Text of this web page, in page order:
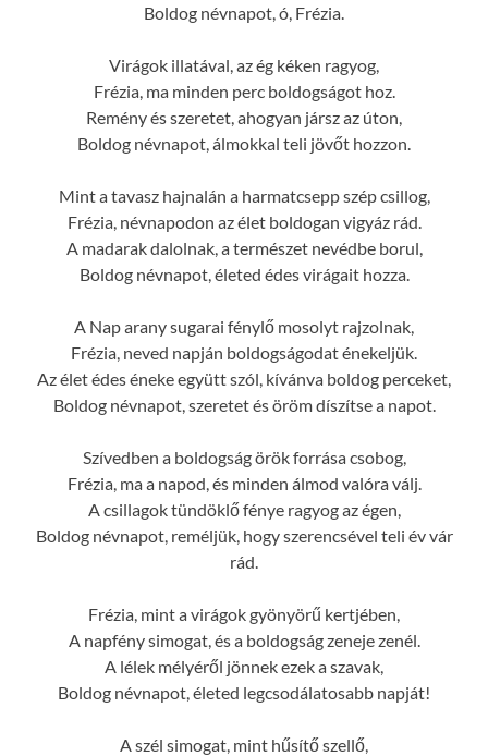
Boldog névnapot, ó, Frézia.
Virágok illatával, az ég kéken ragyog,
Frézia, ma minden perc boldogságot hoz.
Remény és szeretet, ahogyan jársz az úton,
Boldog névnapot, álmokkal teli jövőt hozzon.
Mint a tavasz hajnalán a harmatcsepp szép csillog,
Frézia, névnapodon az élet boldogan vigyáz rád.
A madarak dalolnak, a természet nevédbe borul,
Boldog névnapot, életed édes virágait hozza.
A Nap arany sugarai fénylő mosolyt rajzolnak,
Frézia, neved napján boldogságodat énekeljük.
Az élet édes éneke együtt szól, kívánva boldog perceket,
Boldog névnapot, szeretet és öröm díszítse a napot.
Szívedben a boldogság örök forrása csobog,
Frézia, ma a napod, és minden álmod valóra válj.
A csillagok tündöklő fénye ragyog az égen,
Boldog névnapot, reméljük, hogy szerencsével teli év vár
rád.
Frézia, mint a virágok gyönyörű kertjében,
A napfény simogat, és a boldogság zeneje zenél.
A lélek mélyéről jönnek ezek a szavak,
Boldog névnapot, életed legcsodálatosabb napját!
A szél simogat, mint hűsítő szellő,